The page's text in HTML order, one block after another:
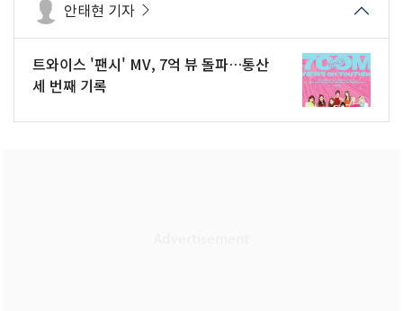
안태현 기자
트와이스 '팬시' MV, 7억 뷰 돌파…통산
세 번째 기록